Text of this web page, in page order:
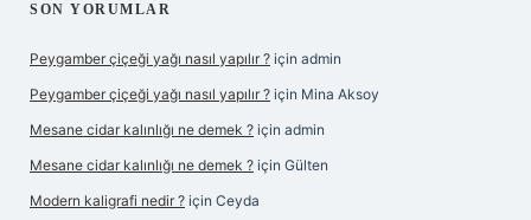
SON YORUMLAR
Peygamber çiçeği yağı nasıl yapılır ? için admin
Peygamber çiçeği yağı nasıl yapılır ? için Mina Aksoy
Mesane cidar kalınlığı ne demek ? için admin
Mesane cidar kalınlığı ne demek ? için Gülten
Modern kaligrafi nedir ? için Ceyda